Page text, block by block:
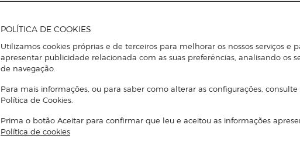
POLÍTICA DE COOKIES
Utilizamos cookies próprias e de terceiros para melhorar os nossos serviços e
apresentar publicidade relacionada com as suas preferências, analisando os
de navegação.
Para mais informações, ou para saber como alterar as configurações, consulte
Política de Cookies.
Prima o botão Aceitar para confirmar que leu e aceitou as informações
Política de cookies